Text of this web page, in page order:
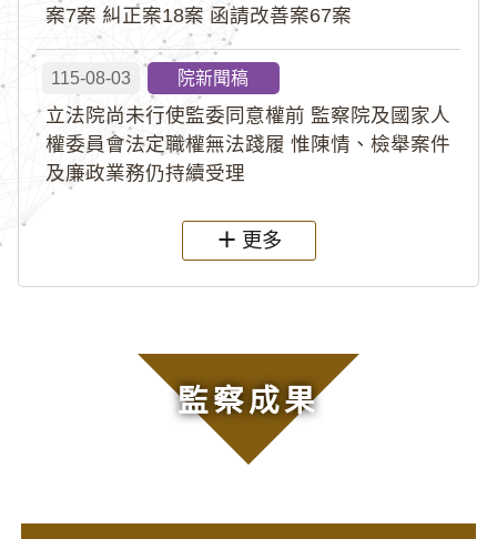
案7案 糾正案18案 函請改善案67案
115-08-03 院新聞稿
立法院尚未行使監委同意權前 監察院及國家人
權委員會法定職權無法踐履 惟陳情、檢舉案件
及廉政業務仍持續受理
更多
監察成果